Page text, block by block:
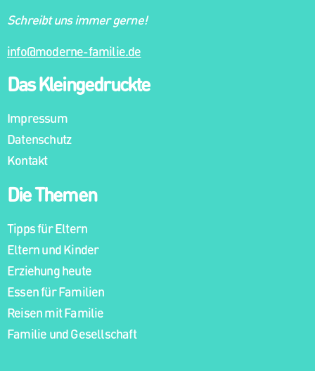
Schreibt uns immer gerne!
info@moderne-familie.de
Das Kleingedruckte
Impressum
Datenschutz
Kontakt
Die Themen
Tipps für Eltern
Eltern und Kinder
Erziehung heute
Essen für Familien
Reisen mit Familie
Familie und Gesellschaft